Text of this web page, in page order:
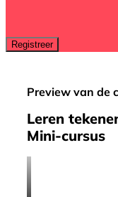
Preview van de
Leren
Mini-cursus